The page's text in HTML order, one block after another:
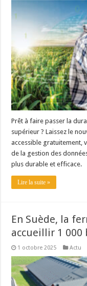
Un été fructueux pour
Prêt à faire passer la
supérieur ? Laissez le
accessible gratuitement,
de la gestion des
plus durable et efficace.
Lire la suite »
En Suède, la
accueillir 1 000
1 octobre 2025 Actu